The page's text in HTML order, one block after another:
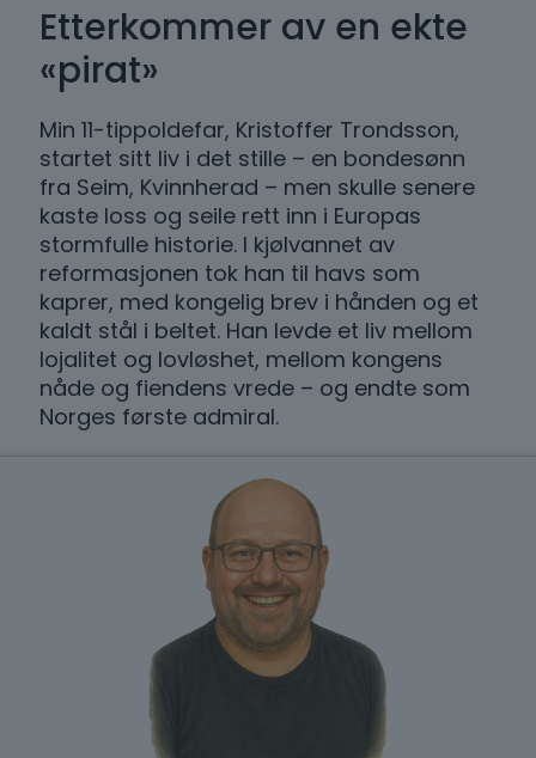
Etterkommer av en ekte
«pirat»
Min 11-tippoldefar, Kristoffer Trondsson,
startet sitt liv i det stille – en bondesønn
fra Seim, Kvinnherad – men skulle senere
kaste loss og seile rett inn i Europas
stormfulle historie. I kjølvannet av
reformasjonen tok han til havs som
kaprer, med kongelig brev i hånden og et
kaldt stål i beltet. Han levde et liv mellom
lojalitet og lovløshet, mellom kongens
nåde og fiendens vrede – og endte som
Norges første admiral.